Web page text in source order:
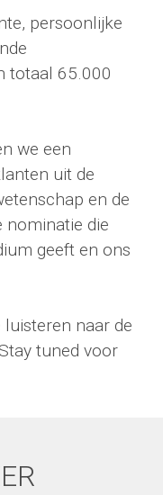
persoonlijke
totaal 65.000
we een
uit de
en de
nominatie die
geeft en ons
luisteren naar de
tuned voor